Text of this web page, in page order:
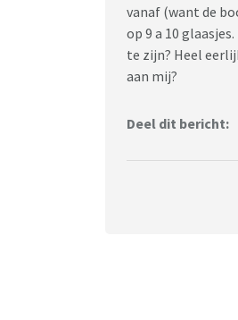
vanaf (want de
op 9 a 10
te zijn? Heel
aan mij?
Deel dit bericht: